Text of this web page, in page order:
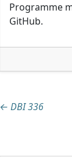
Programme
GitHub.
← DBI 336